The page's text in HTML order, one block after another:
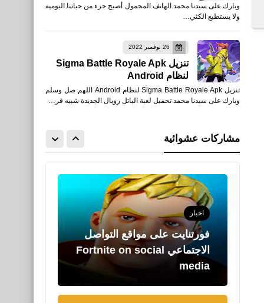
وبارك على سيدنا محمد الهاتف المحمول أصبح جزء من حياتنا اليومية
ولا يستطيع الكثي…
26 نوفمبر 2022
تنزيل Sigma Battle Royale Apk
لنظام Android
تنزيل Sigma Battle Royale Apk لنظام Android اللهم صل وسلم
وبارك على سيدنا محمد تحميل لعبة الباتل رويال الجديدة شبيه فر…
مشاركات عشوائية
صحة
ما هي فوائد التمر للوجه
اخبار
الاجتماعي Fortnite on social
media
صحة
فوائد قشرة الليمون للبشرة